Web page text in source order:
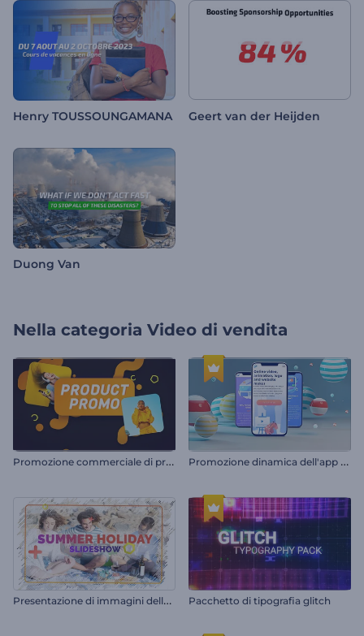
Henry TOUSSOUNGAMANA Geert van der Heijden
Duong Van
Nella categoria Video di vendita
P
romozione commerciale di prodotti e vendita al dettaglio P
romozione dinamica dell'app mobile
P
resentazione di immagini delle vacanze estive Pacchetto di tipografia glitch